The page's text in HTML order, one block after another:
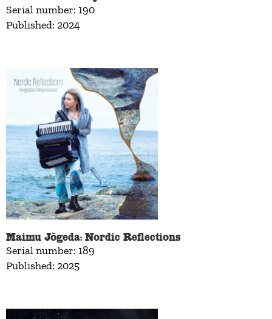
Serial number: 190
Published: 2024
Maimu Jõgeda: Nordic Reflections
Serial number: 189
Published: 2025